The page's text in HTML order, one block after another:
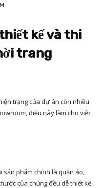
kế và thi
trang
trạng của dự án còn nhiều
điều này làm cho việc
sản phẩm chính là quần áo,
của chúng đều dễ thiết kế.